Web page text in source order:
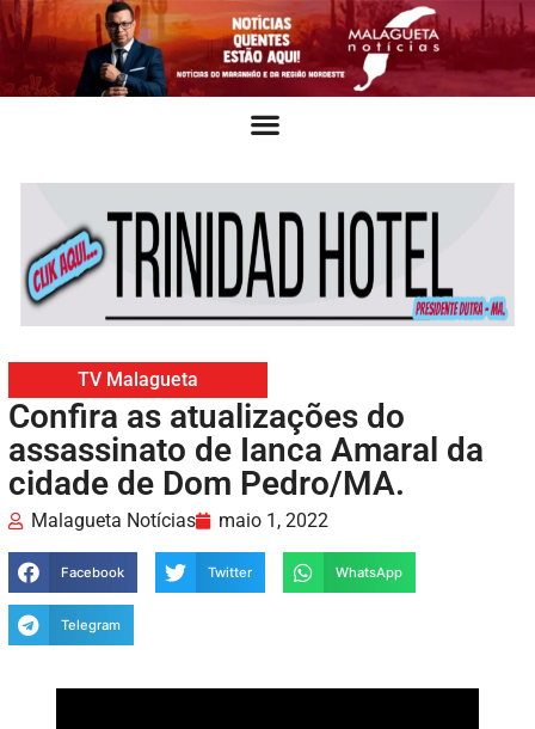
TV Malagueta
Confira as atualizações do
assassinato de Ianca Amaral da
cidade de Dom Pedro/MA.
Malagueta Notícias maio 1, 2022
Facebook Twitter WhatsApp
Telegram